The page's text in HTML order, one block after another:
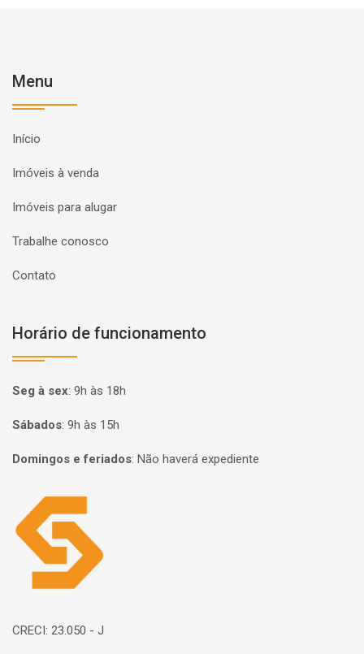
Menu
Início
Imóveis à venda
Imóveis para alugar
Trabalhe conosco
Contato
Horário de funcionamento
Seg à sex: 9h às 18h
Sábados: 9h às 15h
Domingos e feriados: Não haverá expediente
Página inicial
CRECI: 23.050 - J